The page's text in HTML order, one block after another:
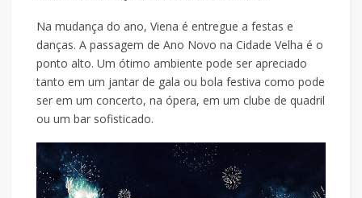
Na mudança do ano, Viena é entregue a festas e
danças. A passagem de Ano Novo na Cidade Velha é o
ponto alto. Um ótimo ambiente pode ser apreciado
tanto em um jantar de gala ou bola festiva como pode
ser em um concerto, na ópera, em um clube de quadril
ou um bar sofisticado.